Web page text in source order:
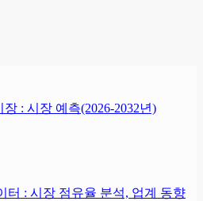
: 시장 예측(2026-2032년)
터 : 시장 점유율 분석, 업계 동향